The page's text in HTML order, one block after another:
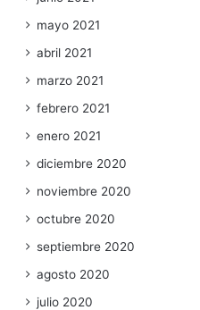
mayo 2021
abril 2021
marzo 2021
febrero 2021
enero 2021
diciembre 2020
noviembre 2020
octubre 2020
septiembre 2020
agosto 2020
julio 2020